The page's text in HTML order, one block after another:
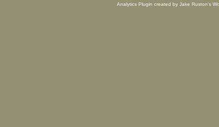
Analytics Plugin created by Jake Ruston's